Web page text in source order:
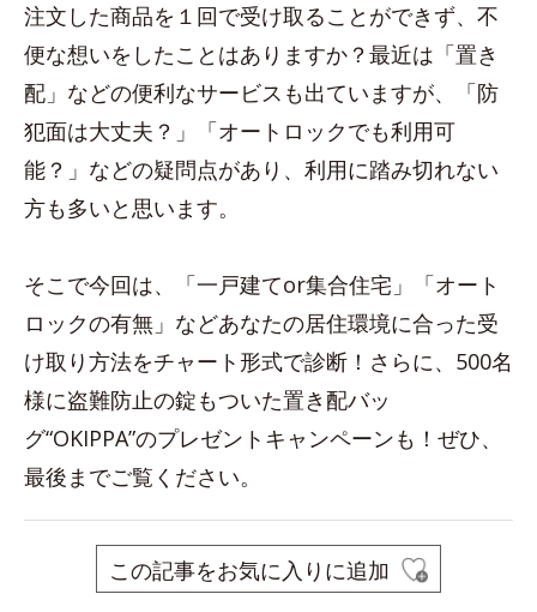
注文した商品を１回で受け取ることができず、不
便な想いをしたことはありますか？最近は「置き
配」などの便利なサービスも出ていますが、「防
犯面は大丈夫？」「オートロックでも利用可
能？」などの疑問点があり、利用に踏み切れない
方も多いと思います。
そこで今回は、「一戸建てor集合住宅」「オート
ロックの有無」などあなたの居住環境に合った受
け取り方法をチャート形式で診断！さらに、500名
様に盗難防止の錠もついた置き配バッ
グ“OKIPPA”のプレゼントキャンペーンも！ぜひ、
最後までご覧ください。
この記事をお気に入りに追加